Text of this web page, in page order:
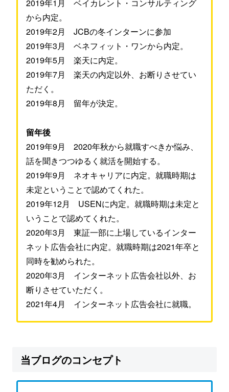
2019年1月 ベイカレント・コンサルティング
から内定。
2019年2月 JCBの冬インターンに参加
2019年3月 ベネフィット・ワンから内定。
2019年5月 楽天に内定。
2019年7月 楽天の内定以外、お断りさせてい
ただく。
2019年8月 留年が決定。
留年後
2019年9月 2020年秋から就職すべきか悩み、
話を聞きつつゆるく就活を開始する。
2019年9月 ネオキャリアに内定。就職時期は
未定ということで認めてくれた。
2019年12月 USENに内定。就職時期は未定と
いうことで認めてくれた。
2020年3月 東証一部に上場しているインター
ネット広告会社に内定。就職時期は2021年卒と
同時を勧められた。
2020年3月 インターネット広告会社以外、お
断りさせていただく。
2021年4月 インターネット広告会社に就職。
当ブログのコンセプト